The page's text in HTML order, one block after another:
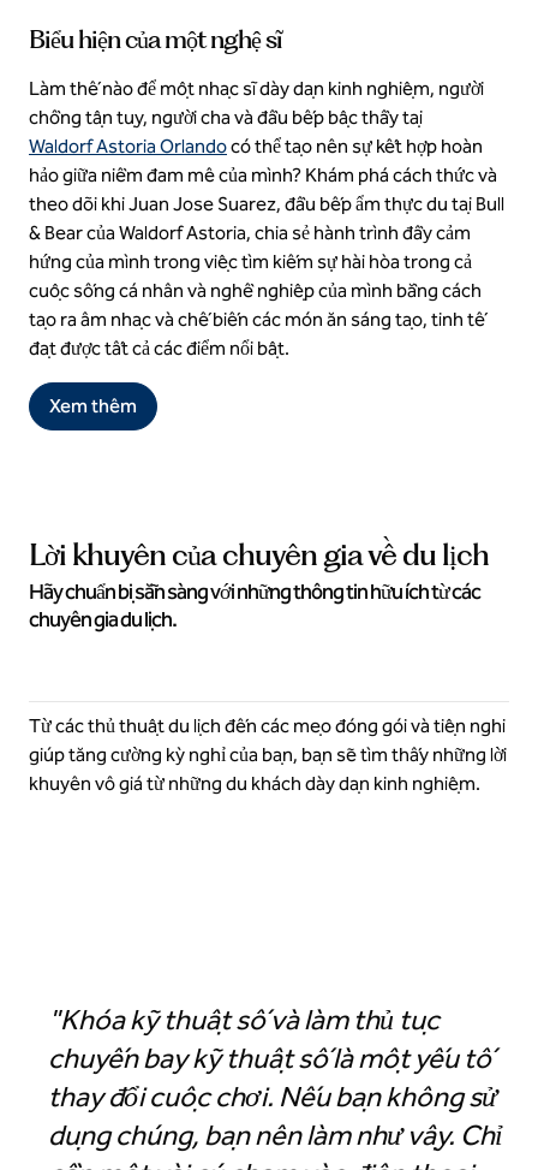
Biểu hiện của một nghệ sĩ
Làm thế nào để một nhạc sĩ dày dạn kinh nghiệm, người
chồng tận tụy, người cha và đầu bếp bậc thầy tại
Waldorf Astoria Orlandocó thể tạo nên sự kết hợp hoàn
hảo giữa niềm đam mê của mình? Khám phá cách thức và
theo dõi khi Juan Jose Suarez, đầu bếp ẩm thực du tại Bull
& Bear của Waldorf Astoria, chia sẻ hành trình đầy cảm
hứng của mình trong việc tìm kiếm sự hài hòa trong cả
cuộc sống cá nhân và nghề nghiệp của mình bằng cách
tạo ra âm nhạc và chế biến các món ăn sáng tạo, tinh tế
đạt được tất cả các điểm nổi bật.
Xem thêm
Lời khuyên của chuyên gia về du lịch
Hãy chuẩn bị sẵn sàng với những thông tin hữu ích từ các
chuyên gia du lịch.
Từ các thủ thuật du lịch đến các mẹo đóng gói và tiện nghi
giúp tăng cường kỳ nghỉ của bạn, bạn sẽ tìm thấy những lời
khuyên vô giá từ những du khách dày dạn kinh nghiệm.
"Khóa kỹ thuật số và làm thủ tục
chuyến bay kỹ thuật số là một yếu tố
thay đổi cuộc chơi. Nếu bạn không sử
dụng chúng, bạn nên làm như vậy. Chỉ